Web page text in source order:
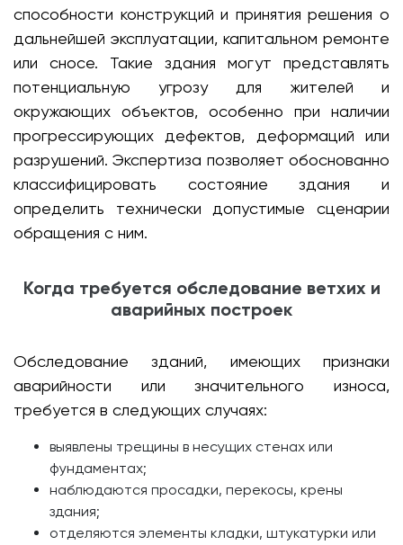
способности конструкций и принятия решения о
дальнейшей эксплуатации, капитальном ремонте
или сносе. Такие здания могут представлять
потенциальную угрозу для жителей и
окружающих объектов, особенно при наличии
прогрессирующих дефектов, деформаций или
разрушений. Экспертиза позволяет обоснованно
классифицировать состояние здания и
определить технически допустимые сценарии
обращения с ним.
Когда требуется обследование ветхих и
аварийных построек
Обследование зданий, имеющих признаки
аварийности или значительного износа,
требуется в следующих случаях:
выявлены трещины в несущих стенах или
фундаментах;
наблюдаются просадки, перекосы, крены
здания;
отделяются элементы кладки, штукатурки или